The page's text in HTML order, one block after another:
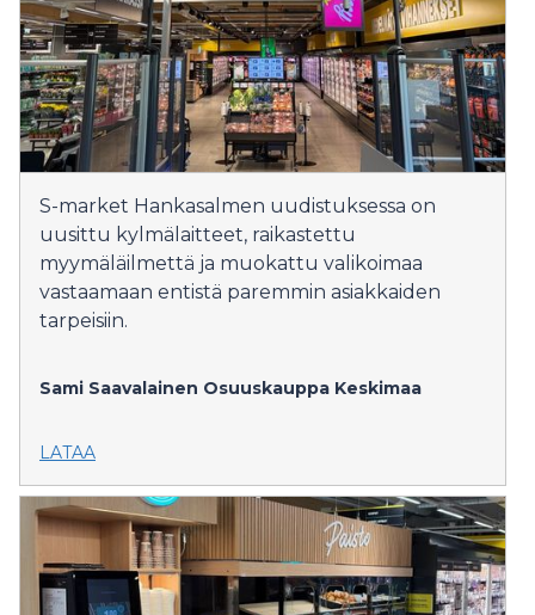
S-market Hankasalmen uudistuksessa on
uusittu kylmälaitteet, raikastettu
myymäläilmettä ja muokattu valikoimaa
vastaamaan entistä paremmin asiakkaiden
tarpeisiin.
Sami Saavalainen Osuuskauppa Keskimaa
LATAA